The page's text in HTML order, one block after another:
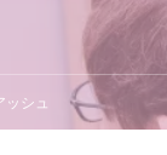
ッシュ